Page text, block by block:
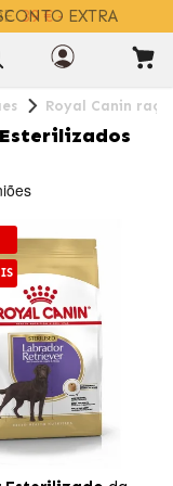
EXTRA
Royal Canin
Esterilizados